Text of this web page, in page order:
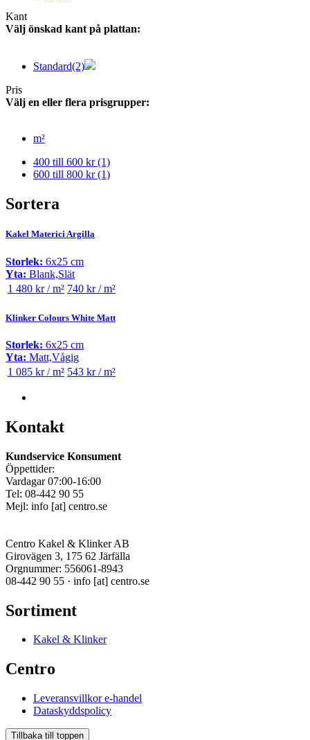
Kant
Välj önskad kant på plattan:
Standard(2)
Pris
Välj en eller flera prisgrupper:
m²
400 till 600 kr(1)
600 till 800 kr(1)
Sortera
Kakel Materici Argilla
Storlek: 6x25 cm
Yta: Blank,Slät
1 480 kr / m² 740 kr / m²
Klinker Colours White Matt
Storlek: 6x25 cm
Yta: Matt,Vågig
1 085 kr / m² 543 kr / m²
Kontakt
Kundservice Konsument
Öppettider:
Vardagar 07:00-16:00
Tel: 08-442 90 55
Mejl: info [at] centro.se
Centro Kakel & Klinker AB
Girovägen 3, 175 62 Järfälla
Orgnummer: 556061-8943
08-442 90 55 · info [at] centro.se
Sortiment
Kakel & Klinker
Centro
Leveransvillkor e-handel
Dataskyddspolicy
Tillbaka till toppen